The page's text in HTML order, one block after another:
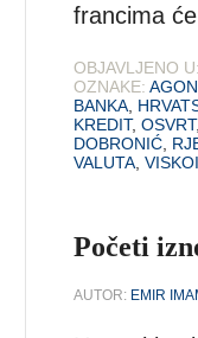
francima
OBJAVLJENO U:
OZNAKE:
BANKA
KREDIT,OSVRT,
DOBRONIĆ
VALUTA ,
Početi
AUTOR: EMIR